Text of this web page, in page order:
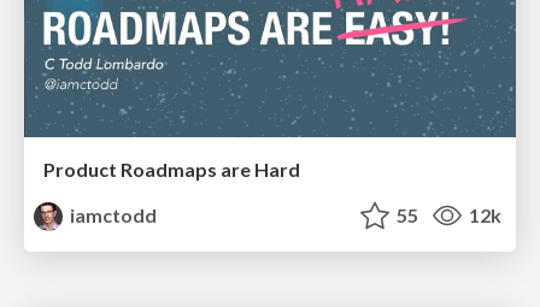
Product Roadmaps are Hard
iamctodd
55 12k